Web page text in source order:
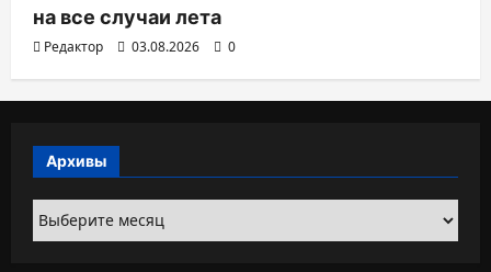
на все случаи лета
Редактор 03.08.2026 0
Архивы
Архивы